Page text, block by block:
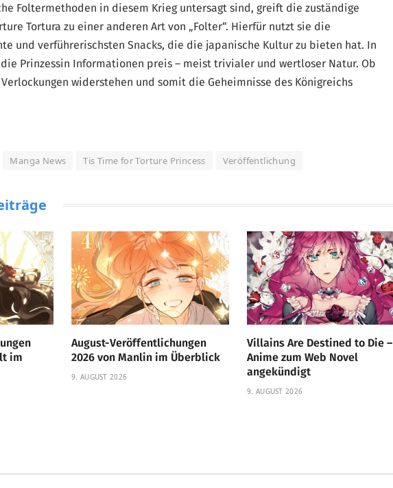
Foltermethoden in diesem Krieg untersagt sind, greift die zuständige
Tortura zu einer anderen Art von „Folter“. Hierfür nutzt sie die
und verführerischsten Snacks, die die japanische Kultur zu bieten hat. In
Prinzessin Informationen preis – meist trivialer und wertloser Natur. Ob
widerstehen und somit die Geheimnisse des Königreichs
Manga News Tis Time for Torture Princess Veröffentlichung
im
August-Veröffentlichungen
2026 von Manlin im Überblick
9. AUGUST 2026
Villains Are Destined to Die –
Anime zum Web Novel
angekündigt
9. AUGUST 2026